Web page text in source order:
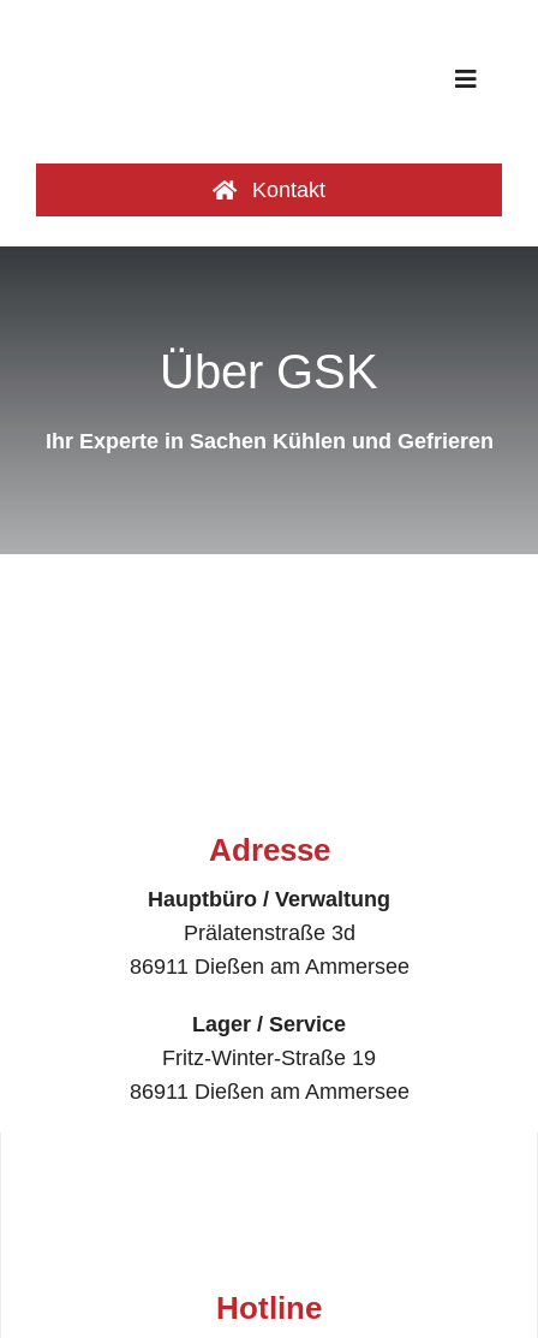
Toggle
Produktgruppen
Kontakt
Über GSK
Ihr Experte in Sachen Kühlen und Gefrieren
Adresse
Hauptbüro / Verwaltung
Prälatenstraße 3d
86911 Dießen am Ammersee
Lager / Service
Fritz-Winter-Straße 19
86911 Dießen am Ammersee
Hotline